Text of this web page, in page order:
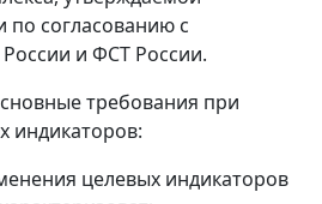
согласованию с
и ФСТ России.
требования при
индикаторов:
целевых индикаторов